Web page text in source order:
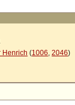
Henrich (1006,2046)